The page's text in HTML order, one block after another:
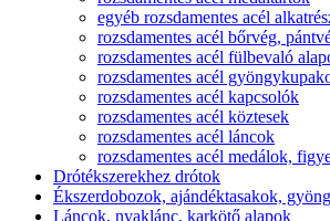
egyéb rozsdamentes acél
rozsdamentes acél bőrvég,
rozsdamentes acél fülbevaló
rozsdamentes acél
rozsdamentes acél kapcsolók
rozsdamentes acél köztesek
rozsdamentes acél láncok
rozsdamentes acél medálok,
Drótékszerekhez drótok
Ékszerdobozok, ajándéktasakok,
Láncok, nyaklánc, karkötő alapok